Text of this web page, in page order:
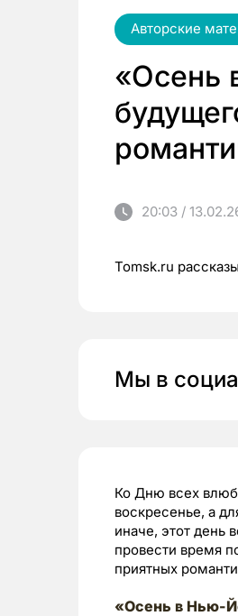
Авторские
«Осень
20:03 /
Tomsk.ru
Мы в
Ко Дню всех
воскресенье, а
иначе, этот день
провести время
приятных
«Осень в Нью-